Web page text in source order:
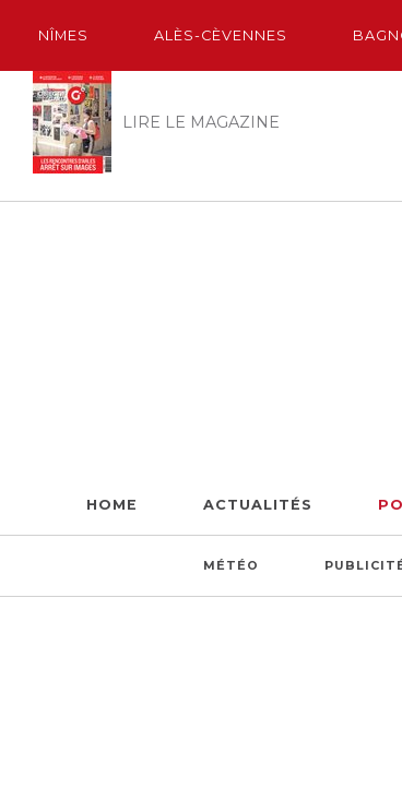
NÎMES ALÈS-CÈVENNES
LIRE LE MAGAZINE
HOME ACTUALITÉS
MÉTÉO